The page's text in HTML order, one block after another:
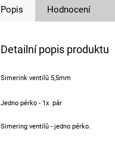
Popis Hodnocení
Detailní popis produktu
Simerink ventilů 5,5mm
Jedno pérko - 1x pár
Simering ventilů - jedno pérko.